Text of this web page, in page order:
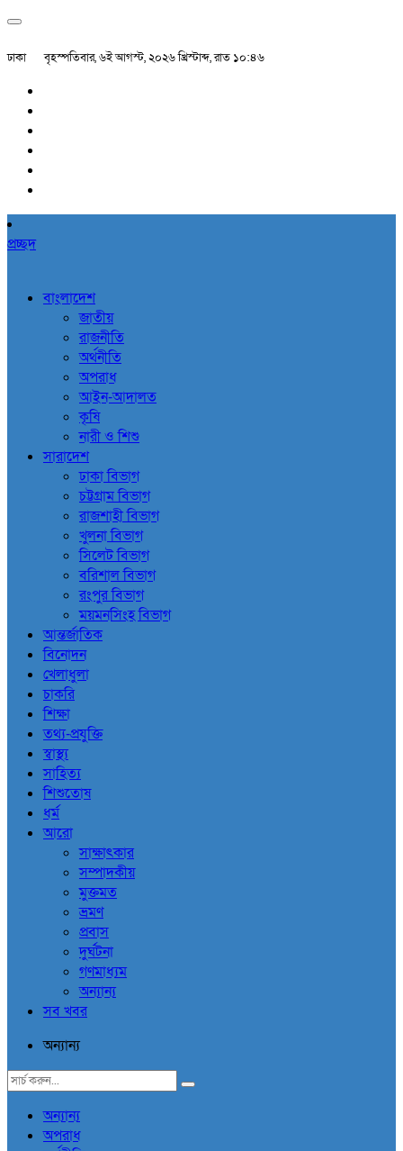
ঢাকা বৃহস্পতিবার, ৬ই আগস্ট, ২০২৬ খ্রিস্টাব্দ, রাত ১০:৪৬
প্রচ্ছদ
বাংলাদেশ
জাতীয়
রাজনীতি
অর্থনীতি
অপরাধ
আইন-আদালত
কৃষি
নারী ও শিশু
সারাদেশ
ঢাকা বিভাগ
চট্টগ্রাম বিভাগ
রাজশাহী বিভাগ
খুলনা বিভাগ
সিলেট বিভাগ
বরিশাল বিভাগ
রংপুর বিভাগ
ময়মনসিংহ বিভাগ
আন্তর্জাতিক
বিনোদন
খেলাধুলা
চাকরি
শিক্ষা
তথ্য-প্রযুক্তি
স্বাস্থ্য
সাহিত্য
শিশুতোষ
ধর্ম
আরো
সাক্ষাৎকার
সম্পাদকীয়
মুক্তমত
ভ্রমণ
প্রবাস
দুর্ঘটনা
গণমাধ্যম
অন্যান্য
সব খবর
অন্যান্য
অন্যান্য
অপরাধ